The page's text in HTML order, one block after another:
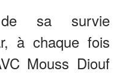
de sa survie
à chaque fois
Mouss Diouf